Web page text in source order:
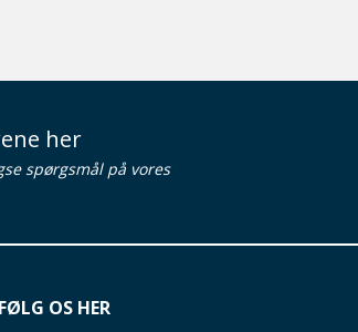
her
spørgsmål på vores
FØLG OS HER